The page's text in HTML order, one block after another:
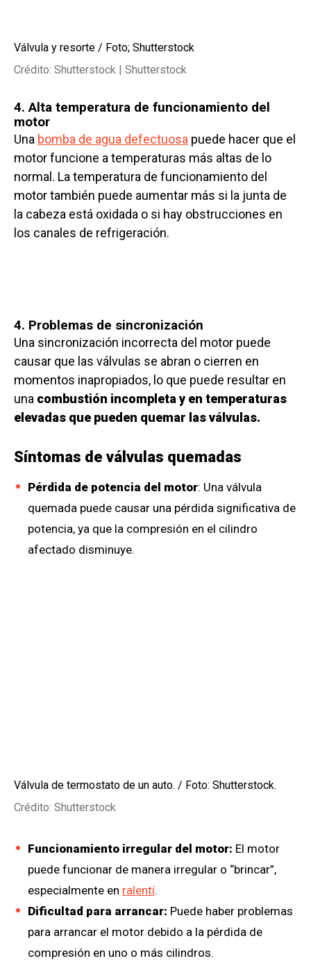
Válvula y resorte / Foto; Shutterstock
Crédito: Shutterstock | Shutterstock
4. Alta temperatura de funcionamiento del
motor
Una bomba de agua defectuosa puede hacer que el
motor funcione a temperaturas más altas de lo
normal. La temperatura de funcionamiento del
motor también puede aumentar más si la junta de
la cabeza está oxidada o si hay obstrucciones en
los canales de refrigeración.
4. Problemas de sincronización
Una sincronización incorrecta del motor puede
causar que las válvulas se abran o cierren en
momentos inapropiados, lo que puede resultar en
una combustión incompleta y en temperaturas
elevadas que pueden quemar las válvulas.
Síntomas de válvulas quemadas
Pérdida de potencia del motor: Una válvula
quemada puede causar una pérdida significativa de
potencia, ya que la compresión en el cilindro
afectado disminuye.
Válvula de termostato de un auto. / Foto: Shutterstock.
Crédito: Shutterstock
Funcionamiento irregular del motor: El motor
puede funcionar de manera irregular o “brincar”,
especialmente en ralentí.
Dificultad para arrancar: Puede haber problemas
para arrancar el motor debido a la pérdida de
compresión en uno o más cilindros.